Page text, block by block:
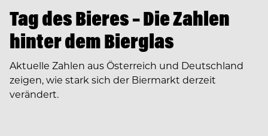
Tag des Bieres – Die Zahlen
hinter dem Bierglas
Aktuelle Zahlen aus Österreich und Deutschland
zeigen, wie stark sich der Biermarkt derzeit
verändert.